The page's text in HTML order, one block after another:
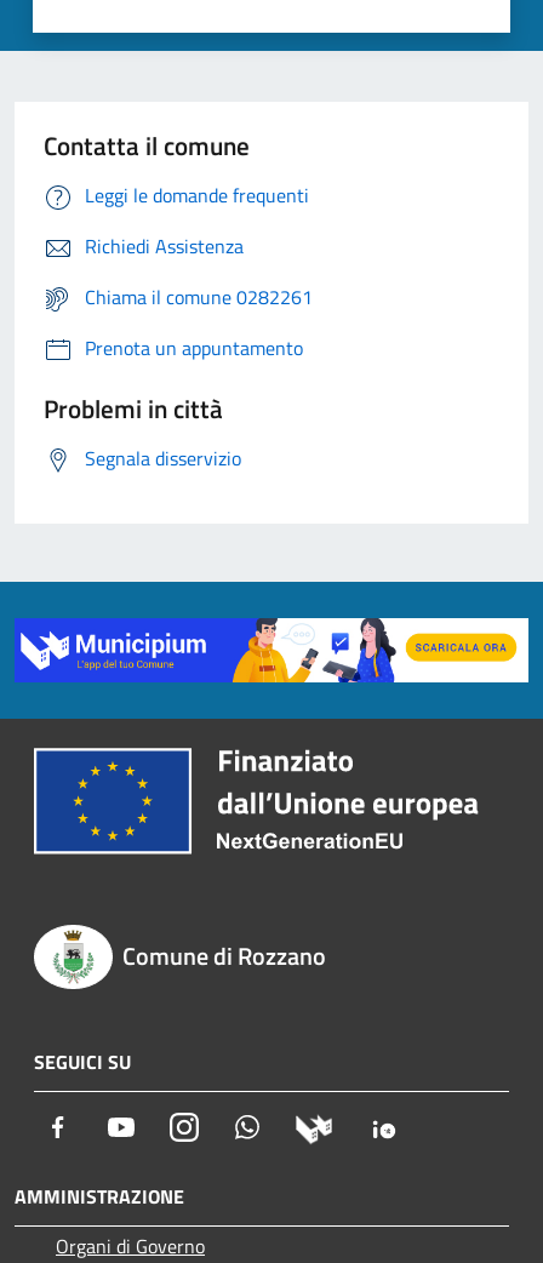
Contatta il comune
Leggi le domande frequenti
Richiedi Assistenza
Chiama il comune 0282261
Prenota un appuntamento
Problemi in città
Segnala disservizio
Comune di Rozzano
SEGUICI SU
Facebook YoutubeInstagram Whatsapp
AMMINISTRAZIONE
Organi di Governo